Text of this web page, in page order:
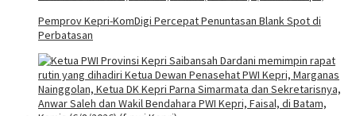
Pemprov Kepri-KomDigi Percepat Penuntasan Blank Spot di
Perbatasan